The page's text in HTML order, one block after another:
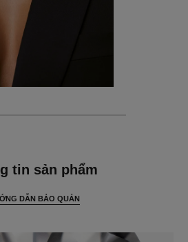
tin sản phẩm
DẪN BẢO QUẢN